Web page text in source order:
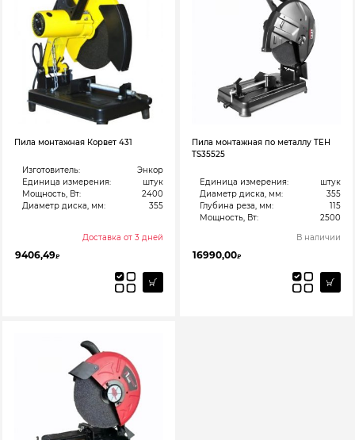
Пила монтажная Корвет 431
Изготовитель:
Энкор
Единица измерения:
штук
Мощность, Вт:
2400
Диаметр диска, мм:
355
Доставка от 3 дней
9406,49₽
Пила монтажная по металлу TEH
TS35525
Единица измерения:
штук
Диаметр диска, мм:
355
Глубина реза, мм:
115
Мощность, Вт:
2500
В наличии
16990,00₽